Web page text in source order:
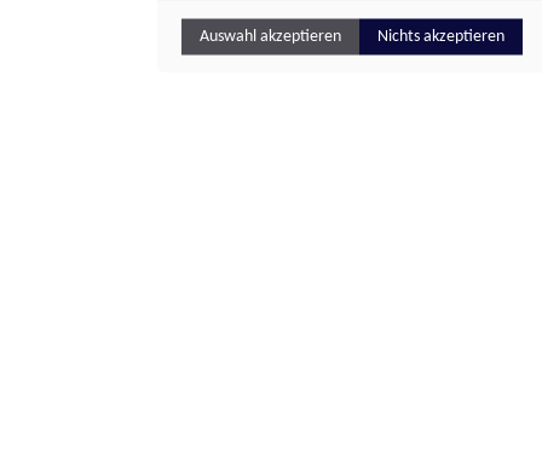
Auswahl akzeptieren Nichts akzeptieren